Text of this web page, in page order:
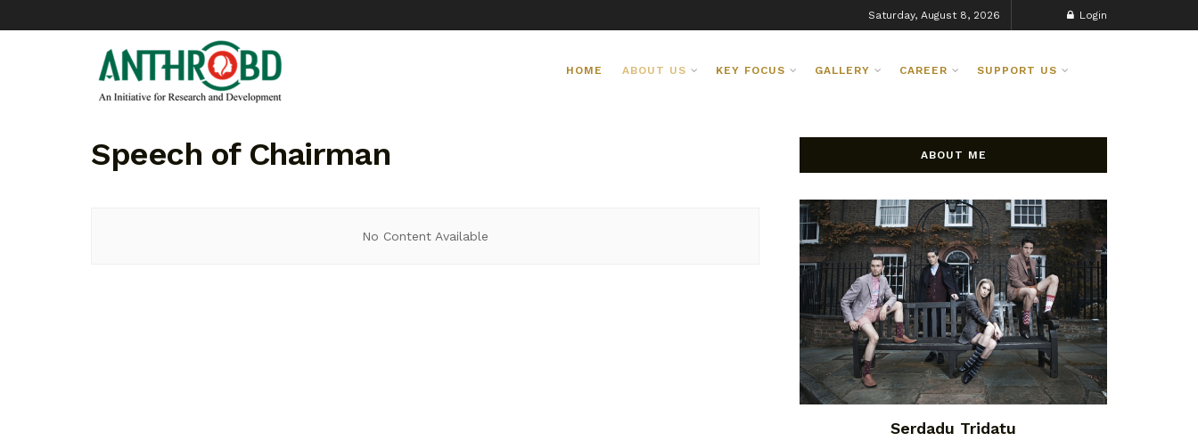
Saturday, August 8, 2026 Login
HOME ABOUT US KEY FOCUS GALLERY CAREER SUPPORT US
Speech of Chairman
No Content Available
ABOUT ME
Serdadu Tridatu